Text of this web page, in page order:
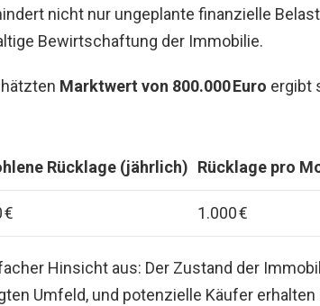
nicht nur ungeplante finanzielle
Bewirtschaftung der Immobilie.
Marktwert von 800.000 Euro ergibt
Rücklage (jährlich) Rücklage pro
€ 1.000 €
Hinsicht aus: Der Zustand der
Umfeld, und potenzielle Käufer